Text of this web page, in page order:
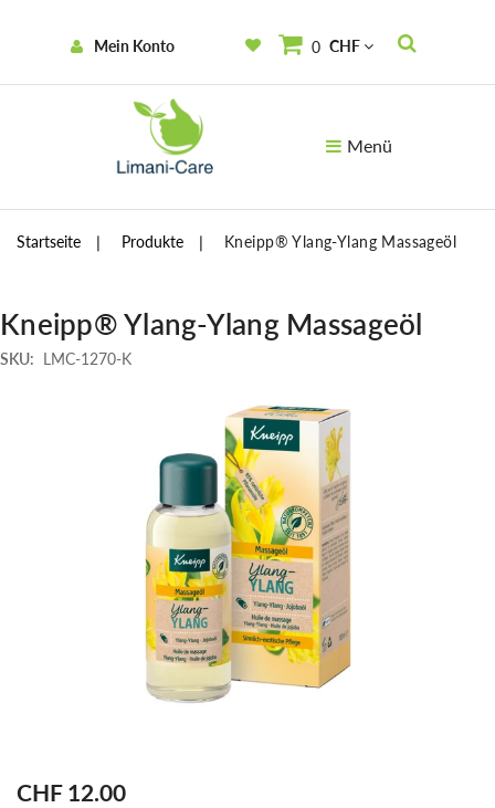
Mein Konto 0 CHF
Menü
Startseite Produkte Kneipp® Ylang-Ylang Massageöl
Kneipp® Ylang-Ylang Massageöl
SKU: LMC-1270-K
CHF 12.00